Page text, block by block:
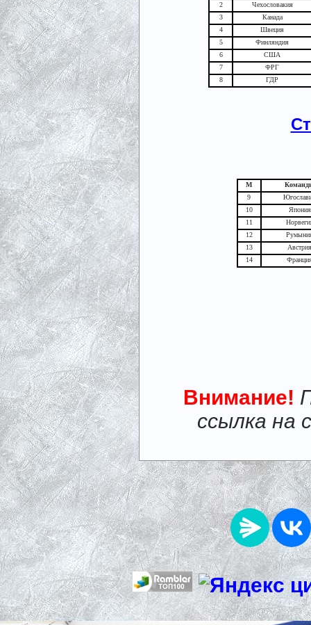
2
Чехословакия
3
Канада
4
Швеция
5
Финляндия
6
США
7
ФРГ
8
ГДР
М
9
10
Япония
11
12
13
Австрия
14
Внимание!
ссылка на